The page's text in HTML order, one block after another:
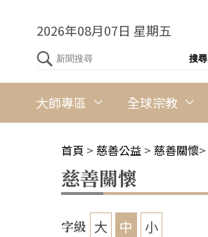
2026年08月07日 星期五
大師專區 全球宗教
首頁 > 慈善公益 > 慈善關懷>
慈善關懷
字級 大 中 小